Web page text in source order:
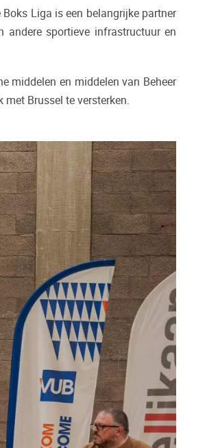
Liga is een belangrijke partner
sportieve infrastructuur en
middelen en middelen van Beheer
Brussel te versterken.